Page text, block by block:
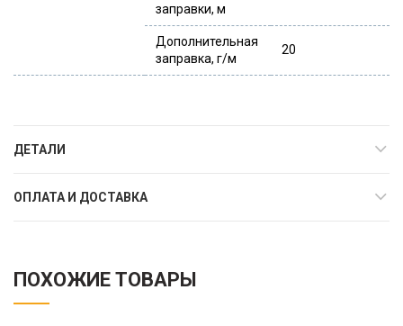
заправки, м
Дополнительная
заправка, г/м
20
ДЕТАЛИ
ОПЛАТА И ДОСТАВКА
ПОХОЖИЕ ТОВАРЫ